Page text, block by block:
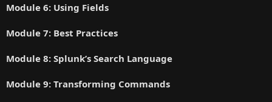
Module 6: Using Fields
Module 7: Best Practices
Module 8: Splunk’s Search Language
Module 9: Transforming Commands